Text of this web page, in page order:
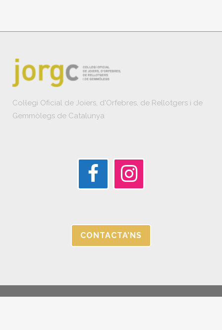
Col·legi Oficial de Joiers, d'Orfebres, de Rellotgers i de
Gemmòlegs de Catalunya
CONTACTA’NS